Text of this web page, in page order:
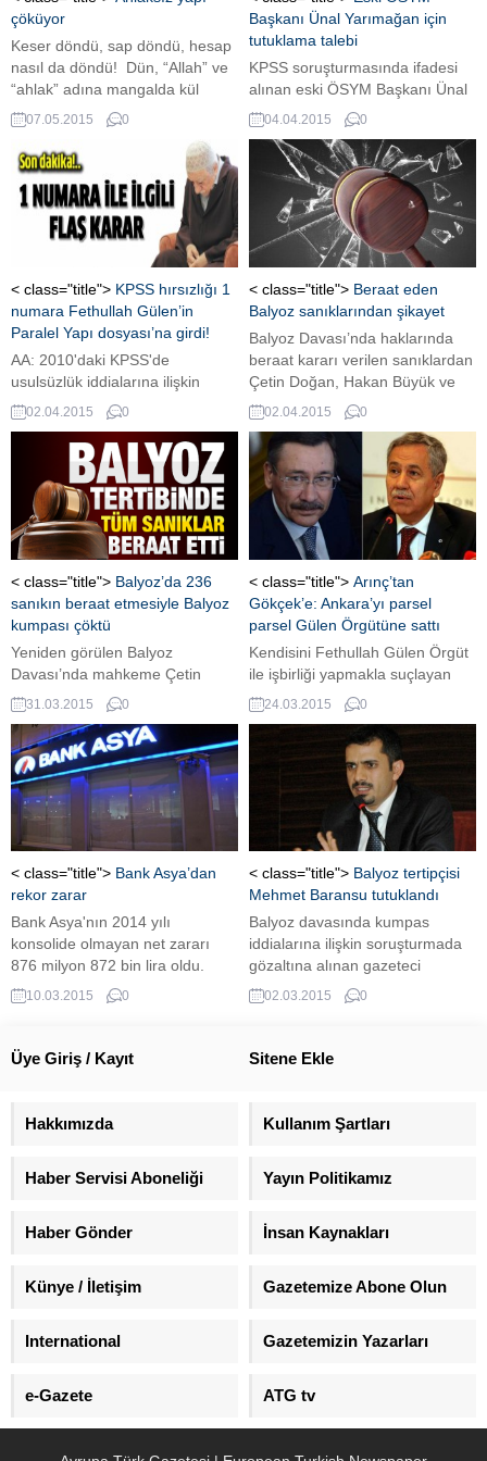
bildirildi.
çöküyor
Keser döndü, sap döndü, hesap
nasıl da döndü! Dün, “Allah” ve
“ahlak” adına mangalda kül
bırakmayan, ancak ahlaksızlık
ve haysiyet cellatlığı yapanlar,
artık hesap verir oldular. Bu
milleti yıllarca Ergenekon’la
oyaladılar. “Balyoz” darbe planı
konusunda kafaları bulandırdılar.
“Devrimci Karargâh Örgütü”ne,
masum insanları bulaştırıp
cezaevlerinde çürümelerine yol
açtılar. Doğrularla yanlışları
aynı...
07.05.2015 0
Başkanı Ünal Yarımağan için
tutuklama talebi
KPSS soruşturmasında ifadesi
alınan eski ÖSYM Başkanı Ünal
Yarımağan, tutuklama talebiyle
mahkeme sevk edildi.
Yarımağan daha sonra serbest
bırakıldı.
04.04.2015 0
< class="title"> KPSS hırsızlığı 1
numara Fethullah Gülen’in
Paralel Yapı dosyası’na girdi!
AA: 2010'daki KPSS'de
usulsüzlük iddialarına ilişkin
yürütülen soruşturmada, 1
numaralı şüpheli olduğu belirtilen
Fetullah Gülen hakkındaki dosya
ayrılarak, "Devlette Paralel Yapı"
iddialarına ilişkin ana
soruşturmayı yürüten savcıya
gönderildi.
02.04.2015 0
< class="title"> Beraat eden
Balyoz sanıklarından şikayet
Balyoz Davası’nda haklarında
beraat kararı verilen sanıklardan
Çetin Doğan, Hakan Büyük ve
Nedim Ulusan, haklarında
mahkumiyet kararı veren
kapatılan İstanbul 10. Ağır Ceza
Mahkeme Başkanı ve üyelerini,
aynı zamanda kararı onayan
Yargıtay 9. Daire Dairesi Başkan,
üye ve yargıtay savcısını şikayet
02.04.2015 0
< class="title"> Balyoz’da 236
sanıkın beraat etmesiyle Balyoz
kumpası çöktü
Yeniden görülen Balyoz
Davası’nda mahkeme Çetin
Doğan, Engin Alan, Özden
Örnek, Dursun Çiçek, İbrahim
Fırtına’nın da aralarında
bulunduğu 236 sanık beraat etti.
Mahkeme, 236 sanık için beraat
kararını "sanıkların yüklenen
suçları işlediği sabit olmadığı"
gerekçesiyle verdi.
31.03.2015 0
< class="title"> Arınç’tan
Gökçek’e: Ankara’yı parsel
parsel Gülen Örgütüne sattı
Kendisini Fethullah Gülen Örgüt
ile işbirliği yapmakla suçlayan
Melih Gökçek'e yanıt veren
Hükümet Sözcüsü Bülent Arınç,
"Gökçek bu yapıya Ankara’yı
parsel parsel satmıştır. Zengin
işadamlarına okul yaptırmıştır.
Yurt yerleri sağlamıştır. Paralel
Yapının kucağına oturuyor."
dedi. Arınç ayrıca Gökçek'in
açıklamaları için "Terbiyesizce bir
açıklamadır. Benim görevden
alınmamı isteyecek kadar
haysiyetli bir...
24.03.2015 0
< class="title"> Bank Asya’dan
rekor zarar
Bank Asya'nın 2014 yılı
konsolide olmayan net zararı
876 milyon 872 bin lira oldu.
10.03.2015 0
< class="title"> Balyoz tertipçisi
Mehmet Baransu tutuklandı
Balyoz davasında kumpas
iddialarına ilişkin soruşturmada
gözaltına alınan gazeteci
Mehmet Baransu tutuklandı.
02.03.2015 0
Üye Giriş / Kayıt Sitene Ekle
Hakkımızda Kullanım Şartları
Haber Servisi Aboneliği Yayın Politikamız
Haber Gönder İnsan Kaynakları
Künye / İletişim Gazetemize Abone Olun
International Gazetemizin Yazarları
e-Gazete ATG tv